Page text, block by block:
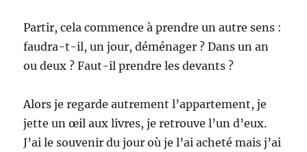
Partir, cela commence à prendre un autre sens :
faudra-t-il, un jour, déménager ? Dans un an
ou deux ? Faut-il prendre les devants ?
Alors je regarde autrement l’appartement, je
jette un œil aux livres, je retrouve l’un d’eux.
J’ai le souvenir du jour où je l’ai acheté mais j’ai